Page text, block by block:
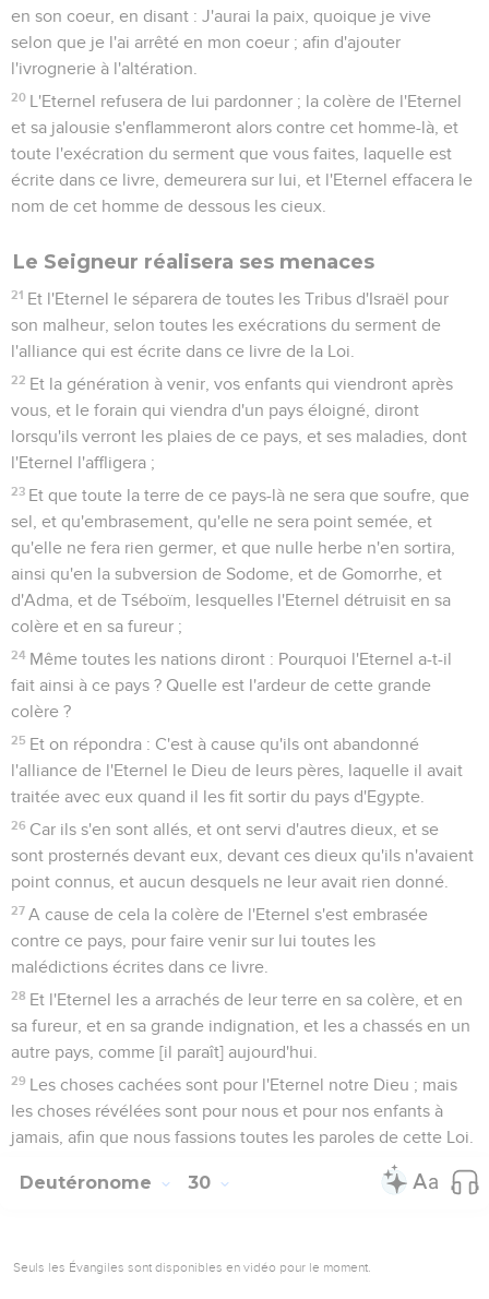
en son coeur, en disant : J'aurai la paix, quoique je vive
selon que je l'ai arrêté en mon coeur ; afin d'ajouter
l'ivrognerie à l'altération.
20 L'Eternel refusera de lui pardonner ; la colère de l'Eternel
et sa jalousie s'enflammeront alors contre cet homme-là, et
toute l'exécration du serment que vous faites, laquelle est
écrite dans ce livre, demeurera sur lui, et l'Eternel effacera le
nom de cet homme de dessous les cieux.
Le Seigneur réalisera ses menaces
21 Et l'Eternel le séparera de toutes les Tribus d'Israël pour
son malheur, selon toutes les exécrations du serment de
l'alliance qui est écrite dans ce livre de la Loi.
22 Et la génération à venir, vos enfants qui viendront après
vous, et le forain qui viendra d'un pays éloigné, diront
lorsqu'ils verront les plaies de ce pays, et ses maladies, dont
l'Eternel l'affligera ;
23 Et que toute la terre de ce pays-là ne sera que soufre, que
sel, et qu'embrasement, qu'elle ne sera point semée, et
qu'elle ne fera rien germer, et que nulle herbe n'en sortira,
ainsi qu'en la subversion de Sodome, et de Gomorrhe, et
d'Adma, et de Tséboïm, lesquelles l'Eternel détruisit en sa
colère et en sa fureur ;
24 Même toutes les nations diront : Pourquoi l'Eternel a-t-il
fait ainsi à ce pays ? Quelle est l'ardeur de cette grande
colère ?
25 Et on répondra : C'est à cause qu'ils ont abandonné
l'alliance de l'Eternel le Dieu de leurs pères, laquelle il avait
traitée avec eux quand il les fit sortir du pays d'Egypte.
26 Car ils s'en sont allés, et ont servi d'autres dieux, et se
sont prosternés devant eux, devant ces dieux qu'ils n'avaient
point connus, et aucun desquels ne leur avait rien donné.
27 A cause de cela la colère de l'Eternel s'est embrasée
contre ce pays, pour faire venir sur lui toutes les
malédictions écrites dans ce livre.
28 Et l'Eternel les a arrachés de leur terre en sa colère, et en
sa fureur, et en sa grande indignation, et les a chassés en un
autre pays, comme [il paraît] aujourd'hui.
29 Les choses cachées sont pour l'Eternel notre Dieu ; mais
les choses révélées sont pour nous et pour nos enfants à
jamais, afin que nous fassions toutes les paroles de cette Loi.
Deutéronome 30
Seuls les Évangiles sont disponibles en vidéo pour le moment.